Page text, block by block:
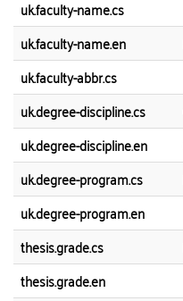
uk.faculty-name.cs
uk.faculty-name.en
uk.faculty-abbr.cs
uk.degree-discipline.cs
uk.degree-discipline.en
uk.degree-program.cs
uk.degree-program.en
thesis.grade.cs
thesis.grade.en